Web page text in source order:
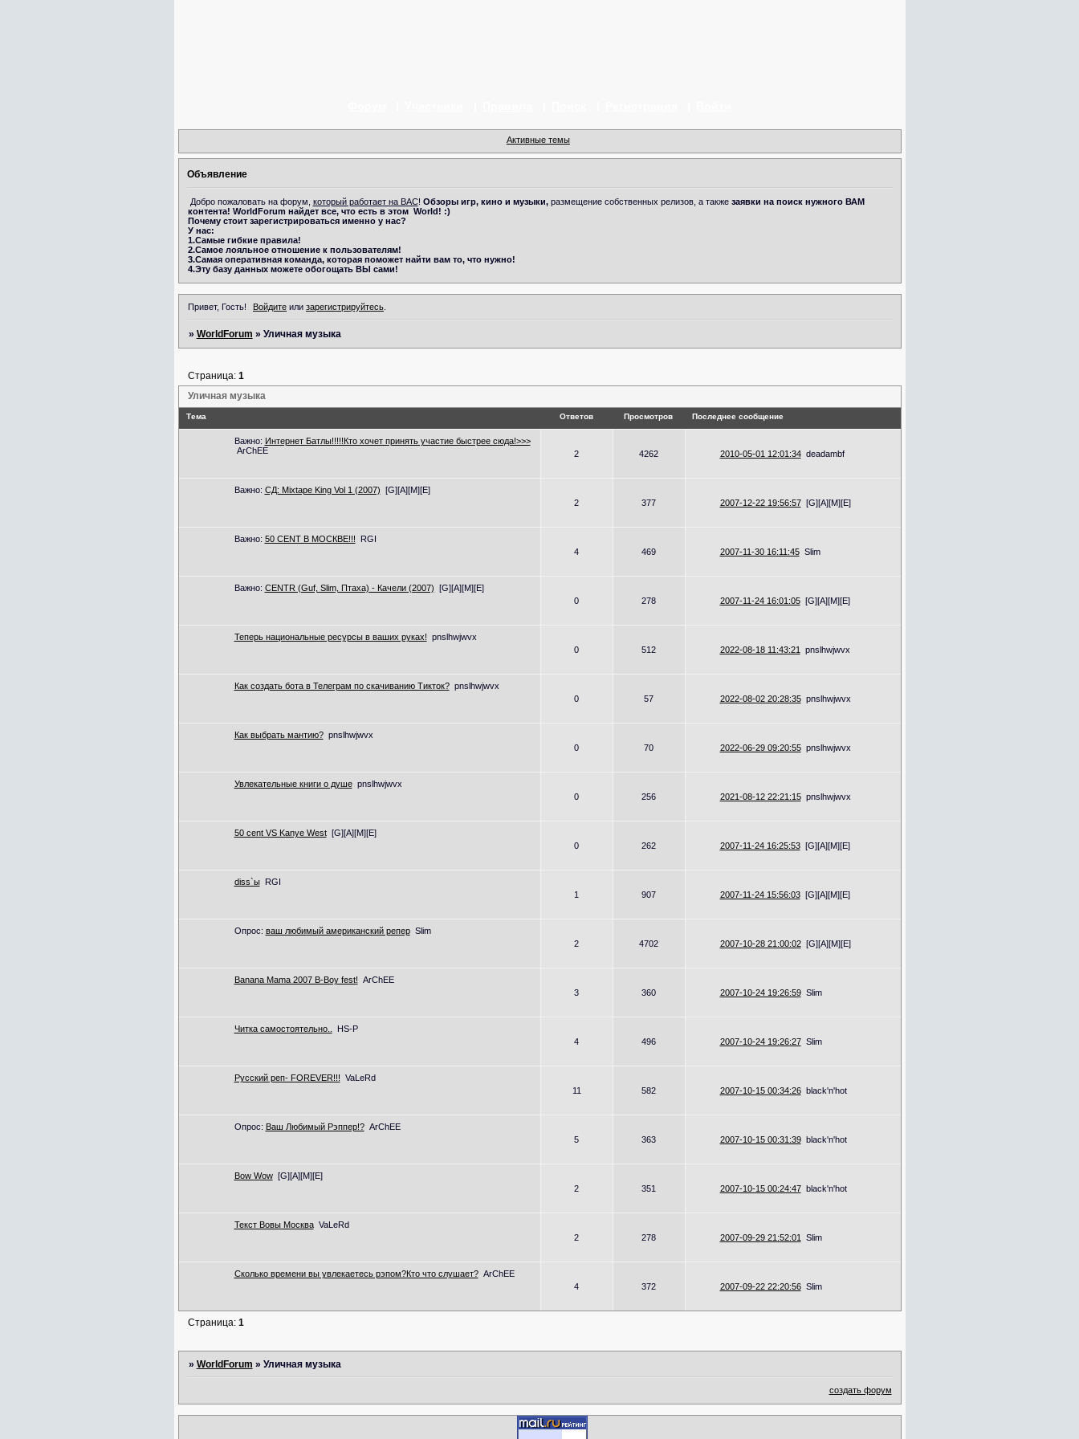
Активные темы
Объявление
Добро пожаловать на форум, который работает на ВАС! Обзоры игр, кино и музыки,размещение собственных релизов, а также заявки на поиск нужного ВАМ
контента! WorldForum найдет все, что есть в этом World! :)
Почему стоит зарегистрироваться именно у нас?
У нас:
1.Самые гибкие правила!
2.Самое лояльное отношение к пользователям!
3.Самая оперативная команда, которая поможет найти вам то, что нужно!
4.Эту базу данных можете обогощать ВЫ сами!
Привет, Гость! Войдите или зарегистрируйтесь
» WorldForum » Уличная музыка
Уличная музыка
Страница: 1
Тема Ответов Просмотров Последнее сообщение
Важно: Интернет Батлы!!!!!Кто хочет принять участие быстрее сюда!>>>
ArChEE
2 4262 2010-05-01 12:01:34 deadambf
Важно: СД: Mixtape King Vol 1 (2007) [G][A][M][E]
2
377 2007-12-22 19:56:57 [G][A][M][E]
Важно: 50 СENT В МОСКВЕ!!!
RGI
4
469 2007-11-30 16:11:45 Slim
Важно: CENTR (Guf, Slim, Птаха) - Качели (2007) [G][A][M][E]
0
278 2007-11-24 16:01:05 [G][A][M][E]
Теперь национальные ресурсы в ваших руках! pnslhwjwvx
0
512 2022-08-18 11:43:21 pnslhwjwvx
Как создать бота в Телеграм по скачиванию Тикток? pnslhwjwvx
0
57 2022-08-02 20:28:35 pnslhwjwvx
Как выбрать мантию? pnslhwjwvx
0
70 2022-06-29 09:20:55 pnslhwjwvx
Увлекательные книги о душе pnslhwjwvx
0
256 2021-08-12 22:21:15 pnslhwjwvx
50 cent VS Kanye West [G][A][M][E]
0
262 2007-11-24 16:25:53 [G][A][M][E]
diss`ы
RGI
1
907 2007-11-24 15:56:03 [G][A][M][E]
Опрос: ваш любимый американский репер Slim
2
4702 2007-10-28 21:00:02 [G][A][M][E]
Banana Mama 2007 B-Boy fest! ArChEE
3
360 2007-10-24 19:26:59 Slim
Читка самостоятельно..
HS-P
4
496 2007-10-24 19:26:27 Slim
Русский реп- FOREVER!!! VaLeRd
11
582 2007-10-15 00:34:26 black'n'hot
Опрос: Ваш Любимый Рэппер!? ArChEE
5
363 2007-10-15 00:31:39 black'n'hot
Bow Wow [G][A][M][E]
2
351 2007-10-15 00:24:47 black'n'hot
Текст Вовы Москва VaLeRd
2
278 2007-09-29 21:52:01 Slim
Сколько времени вы увлекаетесь рэпом?Кто что слушает? ArChEE
4
372 2007-09-22 22:20:56 Slim
Страница: 1
» WorldForum » Уличная музыка
создать форум